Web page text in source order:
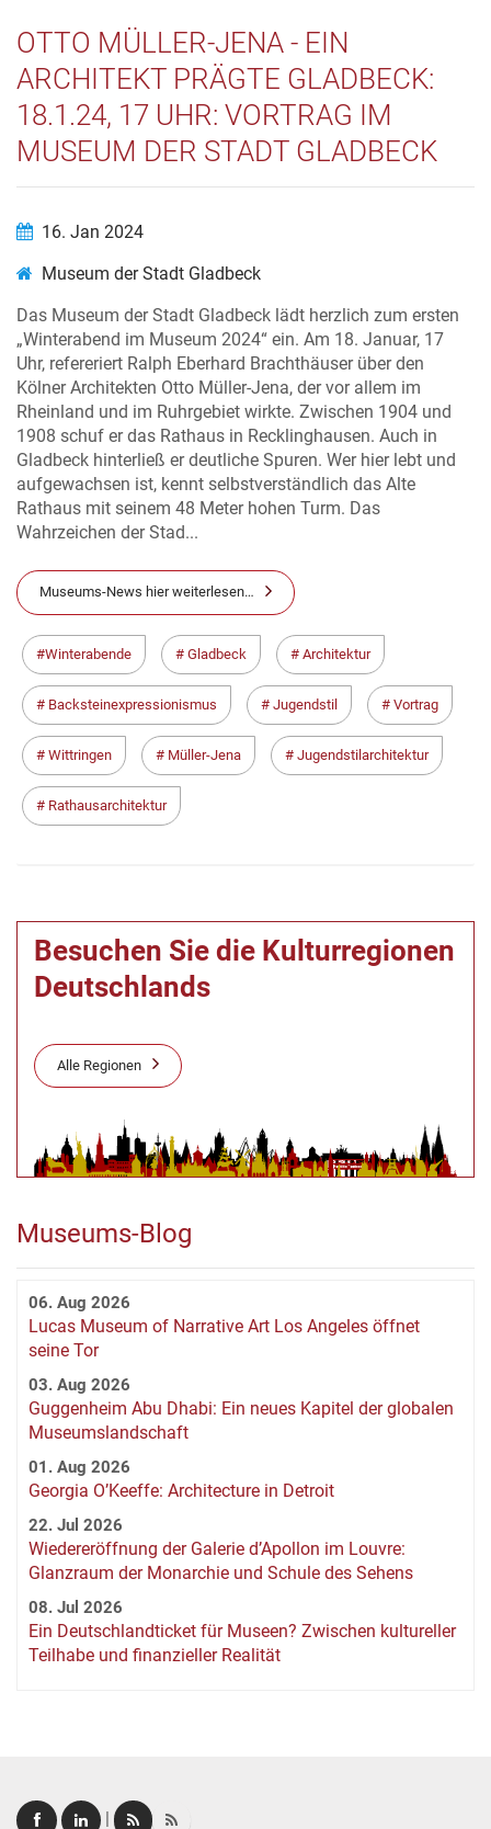
OTTO MÜLLER-JENA - EIN
ARCHITEKT PRÄGTE GLADBECK:
18.1.24, 17 UHR: VORTRAG IM
MUSEUM DER STADT GLADBECK
16. Jan 2024
Museum der Stadt Gladbeck
Das Museum der Stadt Gladbeck lädt herzlich zum ersten
„Winterabend im Museum 2024“ ein. Am 18. Januar, 17
Uhr, refereriert Ralph Eberhard Brachthäuser über den
Kölner Architekten Otto Müller-Jena, der vor allem im
Rheinland und im Ruhrgebiet wirkte. Zwischen 1904 und
1908 schuf er das Rathaus in Recklinghausen. Auch in
Gladbeck hinterließ er deutliche Spuren. Wer hier lebt und
aufgewachsen ist, kennt selbstverständlich das Alte
Rathaus mit seinem 48 Meter hohen Turm. Das
Wahrzeichen der Stad...
Museums-News hier weiterlesen…
Winterabende Gladbeck Architektur
Backsteinexpressionismus Jugendstil Vortrag
Wittringen Müller-Jena Jugendstilarchitektur
Rathausarchitektur
Besuchen Sie die Kulturregionen
Deutschlands
Alle Regionen
Museums-Blog
06. Aug 2026
Lucas Museum of Narrative Art Los Angeles öffnet
seine Tor
03. Aug 2026
Guggenheim Abu Dhabi: Ein neues Kapitel der globalen
Museumslandschaft
01. Aug 2026
Georgia O’Keeffe: Architecture in Detroit
22. Jul 2026
Wiedereröffnung der Galerie d’Apollon im Louvre:
Glanzraum der Monarchie und Schule des Sehens
08. Jul 2026
Ein Deutschlandticket für Museen? Zwischen kultureller
Teilhabe und finanzieller Realität